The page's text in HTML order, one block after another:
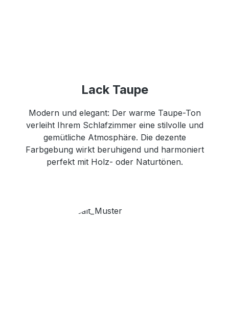
Lack Taupe
Modern und elegant: Der warme Taupe-Ton
verleiht Ihrem Schlafzimmer eine stilvolle und
gemütliche Atmosphäre. Die dezente
Farbgebung wirkt beruhigend und harmoniert
perfekt mit Holz- oder Naturtönen.